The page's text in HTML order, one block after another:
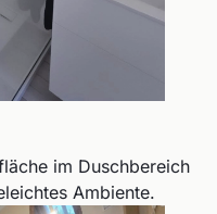
im Duschbereich
Ambiente.